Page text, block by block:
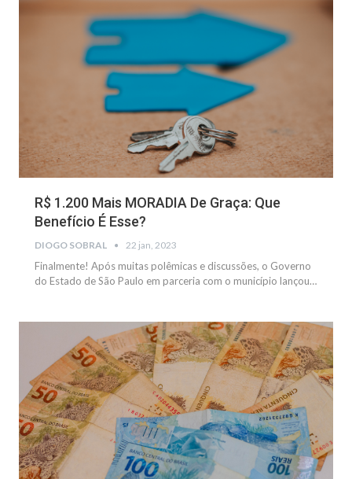
R$ 1.200 Mais MORADIA De Graça: Que
Benefício É Esse?
DIOGO SOBRAL 22 jan, 2023
Finalmente! Após muitas polêmicas e discussões, o Governo
do Estado de São Paulo em parceria com o município lançou…